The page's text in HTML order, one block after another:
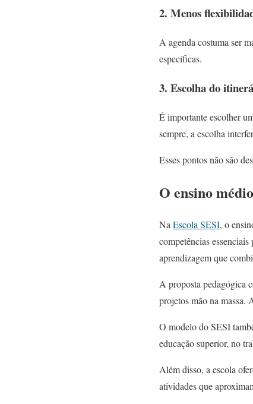
2. Menos
A agenda costuma ser
específicas.
3. Escolha do
É importante escolher
sempre, a escolha
Esses pontos não são
O ensino
NaEscola SESI, o
competências
aprendizagem que
A proposta pedagógica
projetos mão na massa.
O modelo do SESI
educação superior, no
Além disso, a escola
atividades que